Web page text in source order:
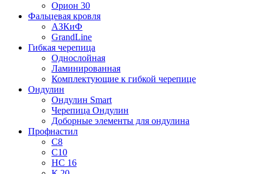
Орион 30
Фальцевая кровля
АЗКиФ
GrandLine
Гибкая черепица
Однослойная
Ламинированная
Комплектующие к гибкой черепице
Ондулин
Ондулин Smart
Черепица Ондулин
Доборные элементы для ондулина
Профнастил
С8
С10
НС 16